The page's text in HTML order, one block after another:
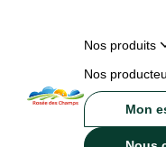
Nos produits
Nos
Mon